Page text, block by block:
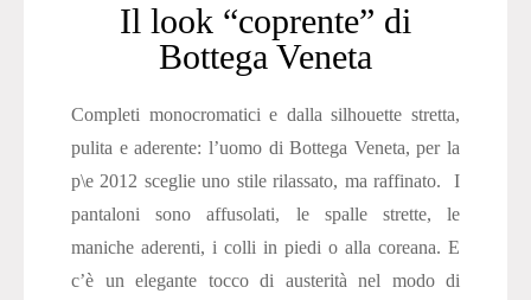
Il look “coprente” di
Bottega Veneta
Completi monocromatici e dalla silhouette stretta,
pulita e aderente: l’uomo di Bottega Veneta, per la
p\e 2012 sceglie uno stile rilassato, ma raffinato. I
pantaloni sono affusolati, le spalle strette, le
maniche aderenti, i colli in piedi o alla coreana. E
c’è un elegante tocco di austerità nel modo di